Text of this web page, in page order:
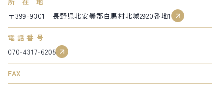
サイト内検索
プライバシーポリシー
〒399-9301 長野県北安曇郡白馬村北城2920番地1
電話番号
070-4317-6205
FAX